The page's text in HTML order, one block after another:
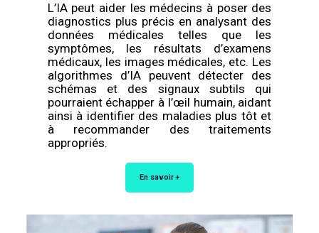
L’IA peut aider les médecins à poser des
diagnostics plus précis en analysant des
données médicales telles que les
symptômes, les résultats d’examens
médicaux, les images médicales, etc. Les
algorithmes d’IA peuvent détecter des
schémas et des signaux subtils qui
pourraient échapper à l’œil humain, aidant
ainsi à identifier des maladies plus tôt et
à recommander des traitements
appropriés.
En savoir +